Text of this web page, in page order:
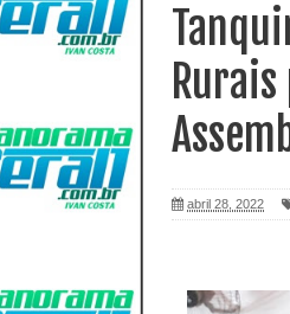
abril 28, 2022